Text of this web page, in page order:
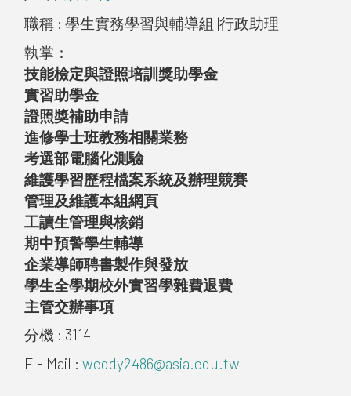
職稱 : 學生實務學習與輔導組 |行政助理
執掌：
技能檢定與證照培訓獎助學金
實習助學金
證照獎補助申請
進修學士班教務相關業務
考選部電腦化測驗
維護學習歷程檔案系統及辦理競賽
管理及維護本組網頁
工讀生管理與核銷
期中預警學生輔導
企業導師聘書製作與發放
學生全學期校外實習學雜費退費
主管交辦事項
分機 : 3114
E - Mail : weddy2486@asia.edu.tw